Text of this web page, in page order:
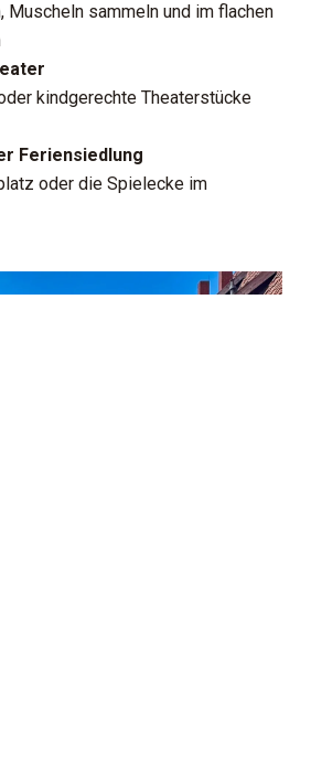
Muscheln sammeln und im flachen
kindgerechte Theaterstücke
Feriensiedlung
oder die Spielecke im